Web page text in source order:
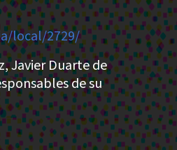
local/2729/
Javier Duarte de
de su